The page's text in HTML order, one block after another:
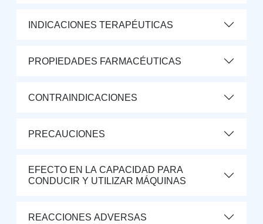
INDICACIONES TERAPÉUTICAS
PROPIEDADES FARMACÉUTICAS
CONTRAINDICACIONES
PRECAUCIONES
EFECTO EN LA CAPACIDAD PARA
CONDUCIR Y UTILIZAR MÁQUINAS
REACCIONES ADVERSAS